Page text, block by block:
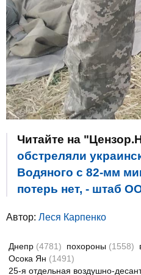
Читайте на
обстреляли
Водяного с 82-мм
потерь нет, - штаб
Автор: Леся Карпенко
Днепр (4781) похороны (1558)
Осока Ян (1491)
25-я отдельная воздушно-